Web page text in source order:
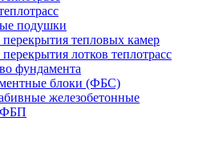
подушки
тепловых камер
лотков теплотрасс
фундамента
блоки (ФБС)
железобетонные
ФБП